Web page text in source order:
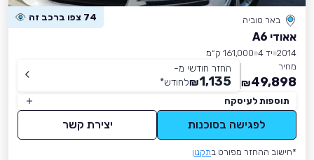
באר טוביה 74 צפו ברכב זה
אאודי A6
2014 יד 4
161,000 ק״מ
מחיר
49,898
₪
החזר חודשי מ-
1,135
₪לחודש*
תוספות לעיסקה
לפגישה בסוכנות יצירת קשר
*חישוב ההחזר מפורט בתקנון